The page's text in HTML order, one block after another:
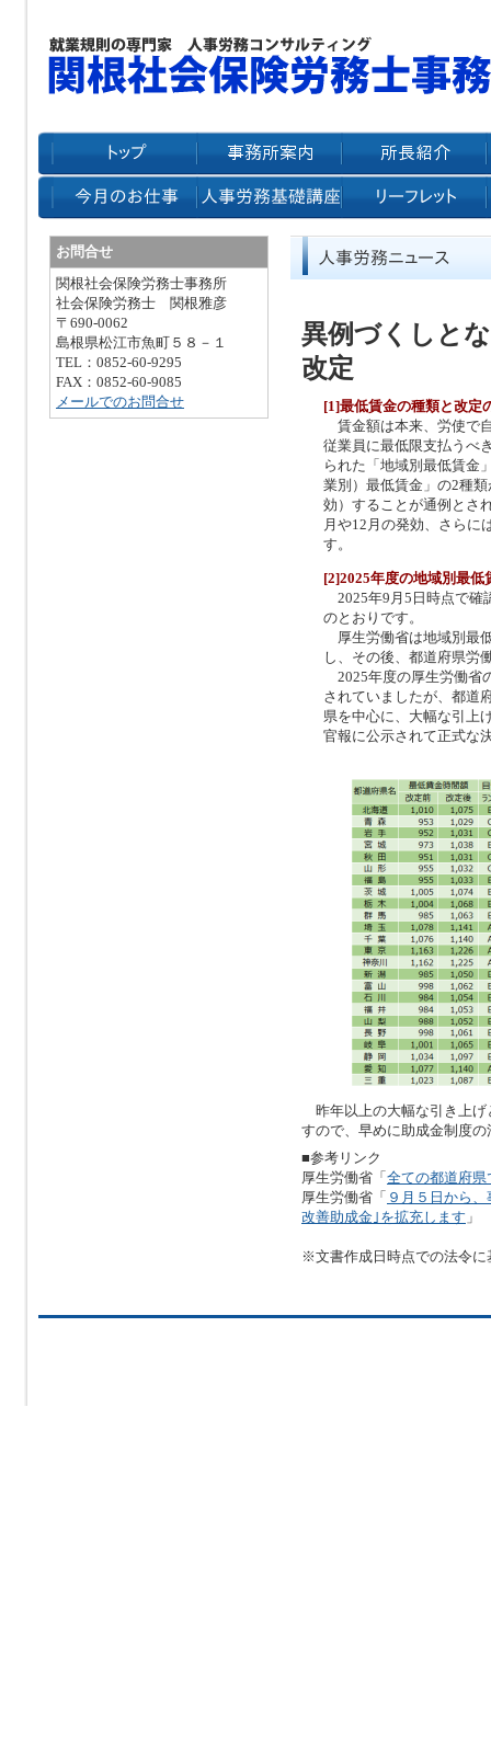
異例づくしと
改定
[1]最低賃金の種類と改定
賃金額は本来、労使で
従業員に最低限支払うべ
られた「地域別最低賃金
業別）最低賃金」の2種
効）することが通例とさ
月や12月の発効、さらに
す。
[2]2025年度の地域別最低
2025年9月5日時点で確
のとおりです。
厚生労働省は地域別最
し、その後、都道府県労
2025年度の厚生労働省
されていましたが、都道
県を中心に、大幅な引上
官報に公示されて正式な
昨年以上の大幅な引き上げ
すので、早めに助成金制度
■参考リンク
厚生労働省「全ての都道府
厚生労働省「 ９月５日から
改善助成金｣を拡充します 」
※文書作成日時点での法令
お問合せ
関根社会保険労務士事務所
社会保険労務士 関根雅彦
〒690-0062
島根県松江市魚町５８－１
TEL：0852-60-9295
FAX：0852-60-9085
メールでのお問合せ